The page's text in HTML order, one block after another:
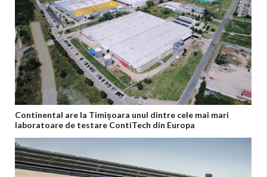
Continental are la Timișoara unul dintre cele mai mari
laboratoare de testare ContiTech din Europa